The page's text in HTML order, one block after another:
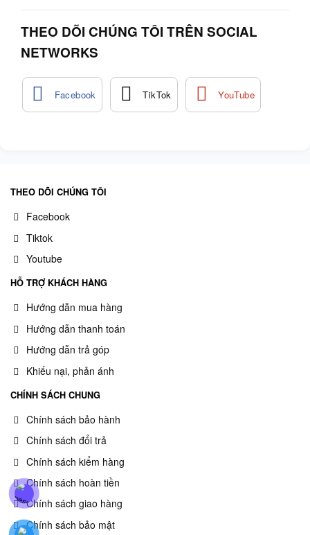
THEO DÕI CHÚNG TÔI TRÊN SOCIAL
NETWORKS
THEO DÕI CHÚNG TÔI
Facebook
Tiktok
Youtube
HỖ TRỢ KHÁCH HÀNG
Hướng dẫn mua hàng
Hướng dẫn thanh toán
Hướng dẫn trả góp
Khiếu nại, phản ánh
CHÍNH SÁCH CHUNG
Chính sách bảo hành
Chính sách đổi trả
Chính sách kiểm hàng
Chính sách hoàn tiền
Chính sách giao hàng
Chính sách bảo mật